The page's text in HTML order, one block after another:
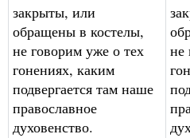
закрыты, или
обращены в костелы,
не говорим уже о тех
гонениях, каким
подвергается там наше
православное
духовенство.
не